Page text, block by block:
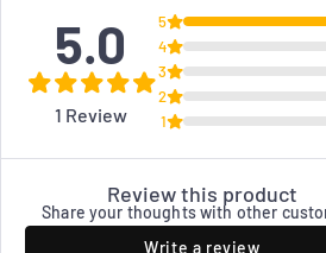
5.0
1 Review
5
4
3
2
1
Review this product
Share your thoughts with other
Write a review